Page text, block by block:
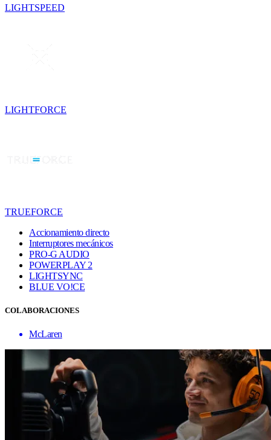
LIGHTSPEED
LIGHTFORCE
TRUEFORCE
Accionamiento directo
Interruptores mecánicos
PRO-G AUDIO
POWERPLAY 2
LIGHTSYNC
BLUE VO!CE
COLABORACIONES
McLaren